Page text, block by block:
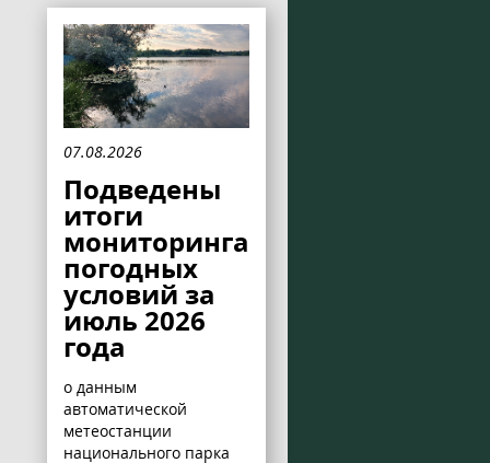
07.08.2026
Подведены
итоги
мониторинга
погодных
условий за
июль 2026
года
о данным
автоматической
метеостанции
национального парка